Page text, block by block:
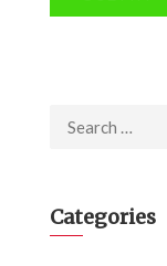
Search
Categories